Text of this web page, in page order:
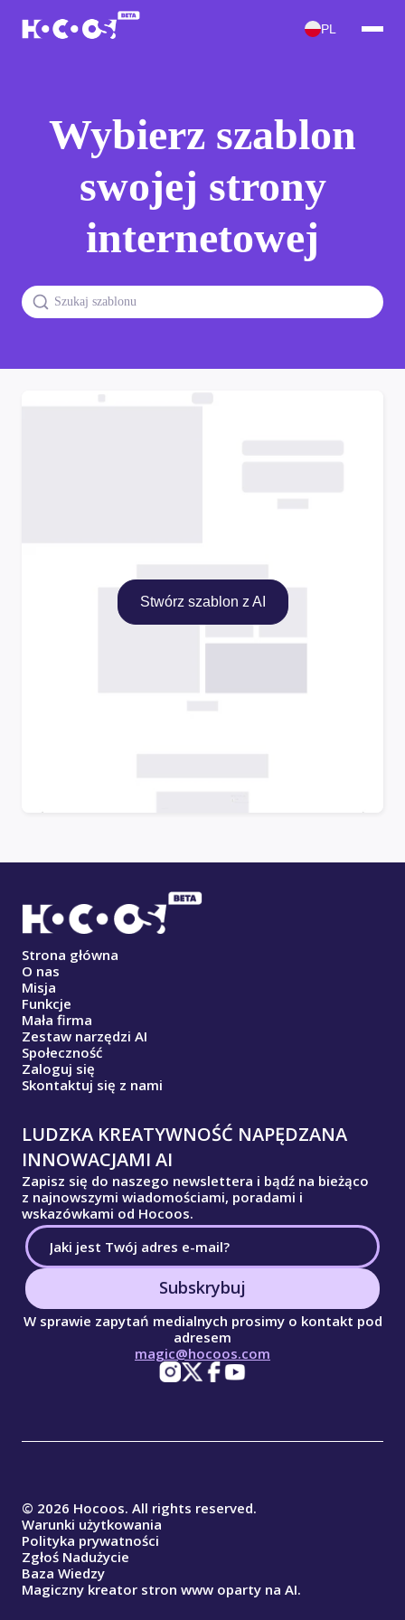
PL
Wybierz szablon
swojej strony
internetowej
Stwórz szablon z AI
Strona główna
O nas
Misja
Funkcje
Mała firma
Zestaw narzędzi AI
Społeczność
Zaloguj się
Skontaktuj się z nami
LUDZKA KREATYWNOŚĆ NAPĘDZANA
INNOWACJAMI AI
Zapisz się do naszego newslettera i bądź na bieżąco
z najnowszymi wiadomościami, poradami i
wskazówkami od Hocoos.
Subskrybuj
W sprawie zapytań medialnych prosimy o kontakt pod
adresem
magic@hocoos.com
© 2026 Hocoos. All rights reserved.
Warunki użytkowania
Polityka prywatności
Zgłoś Nadużycie
Baza Wiedzy
Magiczny kreator stron www oparty na AI.